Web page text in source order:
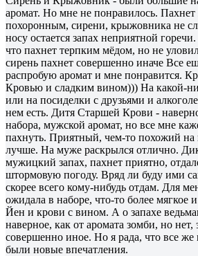
аромат. Но мне не понравилось.
похоронным, сирени, крыжовника не
носу остается запах неприятной
что пахнет терпким мёдом, но не
сирень пахнет совершенно иначе Все
распробую аромат и мне понравится.
Кровью и сладким вином))) На какой-
или на посиделки с друзьями и
нем есть. Дитя Старшей Крови -
набора, мужской аромат, но все мне
пахнуть. Приятный, чем-то похожий на
лучше. На муже раскрылся отлично.
мужицкий запах, пахнет приятно,
штормовую погоду. Вряд ли буду ими
скорее всего кому-нибудь отдам. Для
ожидала в наборе, что-то более мягкое
Йен и крови с вином. А о запахе
наверное, как от аромата зомби, но нет,
совершенно иное. Но я рада, что все же
были новые впечатления.